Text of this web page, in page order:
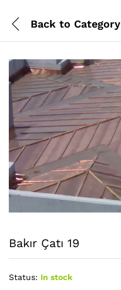
Back to Category
Bakır Çatı 19
Status: In stock